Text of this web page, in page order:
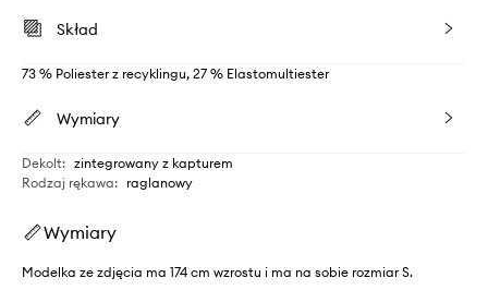
Skład
73 % Poliester z recyklingu, 27 % Elastomultiester
Wymiary
Dekolt: zintegrowany z kapturem
Rodzaj rękawa: raglanowy
Wymiary
Modelka ze zdjęcia ma 174 cm wzrostu i ma na sobie rozmiar S.